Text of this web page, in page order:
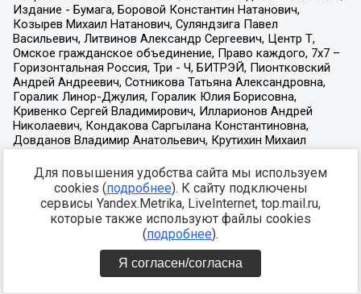
Для повышения удобства сайта мы используем
cookies (подробнее). К сайту подключены
сервисы Yandex.Metrika, LiveInternet, top.mail.ru,
которые также используют файлы cookies
(подробнее).
Я согласен/согласна